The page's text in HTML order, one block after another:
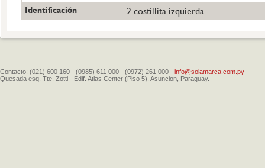
Identificación 2 costillita izquierda
Contacto: (021) 600 160 - (0985) 611 000 - (0972) 261 000 - info@solamarca.com.py
Quesada esq. Tte. Zotti - Edif. Atlas Center (Piso 5). Asuncion, Paraguay.